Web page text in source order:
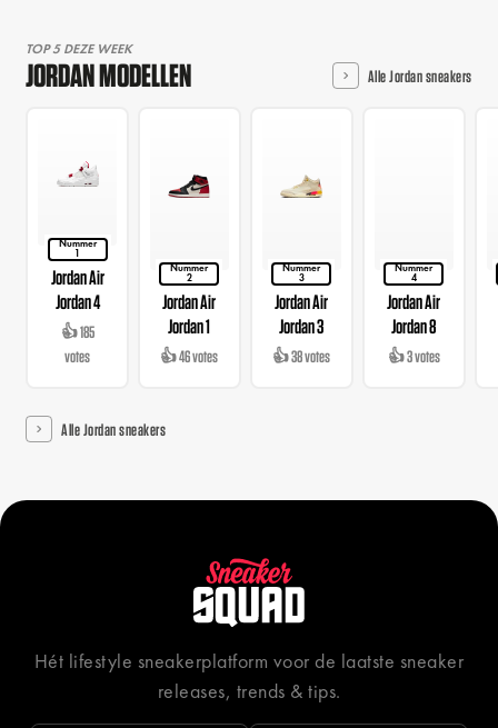
TOP 5 DEZE WEEK
JORDAN MODELLEN Alle Jordan sneakers
Nummer
1
Jordan Air
Jordan 4
👍 185
votes
Nummer
2
Jordan Air
Jordan 1
👍 46 votes
Nummer
3
Jordan Air
Jordan 3
👍 38 votes
Nummer
4
Jordan Air
Jordan 8
👍 3 votes
Alle Jordan sneakers
Hét lifestyle sneakerplatform voor de laatste sneaker
releases, trends & tips.